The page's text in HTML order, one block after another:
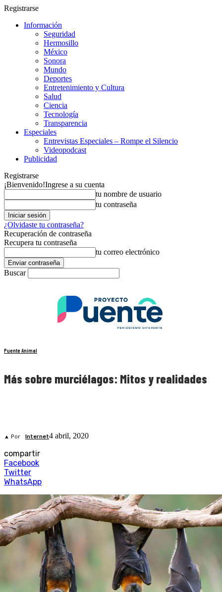
Registrarse
Información
Seguridad
Hermosillo
México
Sonora
Mundo
Deportes
Entretenimiento y Cultura
Salud
Ciencia
Tecnología
Transparencia
Especiales
Entrevistas Especiales – Rompe el Silencio
Videopodcast
Publicidad
Registrarse
¡Bienvenido!Ingrese a su cuenta
tu nombre de usuario
tu contraseña
¿Olvidaste tu contraseña?
Recuperación de contraseña
Recupera tu contraseña
tu correo electrónico
Buscar
Puente Animal
Más sobre murciélagos: Mitos y realidades
▲ Por Internet4 abril, 2020
compartir
Facebook
Twitter
WhatsApp